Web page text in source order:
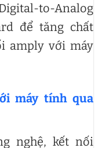
to-Analog
để tăng chất
amply với máy
máy tính qua
nghệ, kết nối